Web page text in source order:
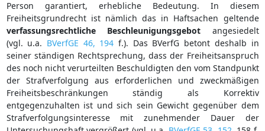
Person garantiert, erhebliche Bedeutung. In diesem
Freiheitsgrundrecht ist nämlich das in Haftsachen geltende
verfassungsrechtliche
Beschleunigungsgebot angesiedelt
(vgl. u.a. BVerfGE 46, 194 f.). Das BVerfG betont deshalb in
seiner ständigen Rechtsprechung, dass der Freiheitsanspruch
des noch nicht verurteilten Beschuldigten den vom Standpunkt
der Strafverfolgung aus erforderlichen und zweckmäßigen
Freiheitsbeschränkungen ständig als Korrektiv
entgegenzuhalten ist und sich sein Gewicht gegenüber dem
Strafverfolgungsinteresse mit zunehmender Dauer der